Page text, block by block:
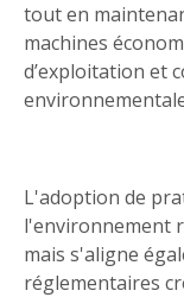
tout en
machines
d’exploitation et
L'adoption de
l'environnement
mais s'aligne
réglementaires